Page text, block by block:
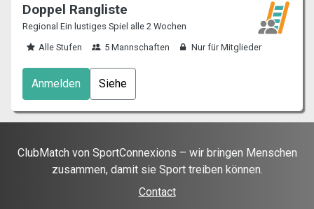
Doppel Rangliste
Regional Ein lustiges Spiel alle 2 Wochen
Alle Stufen
5 Mannschaften Nur für Mitglieder
Anmelden Siehe
ClubMatch von SportConnexions – wir bringen Menschen
zusammen, damit sie Sport treiben können.
Contact